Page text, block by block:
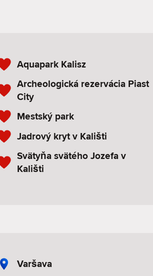
Aquapark Kalisz
Archeologická rezervácia Piast
City
Mestský park
Jadrový kryt v Kališti
Svätyňa svätého Jozefa v
Kališti
Varšava